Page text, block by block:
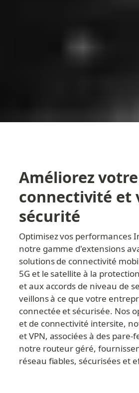
Améliorez votre
connectivité et
sécurité
Optimisez vos performances
notre gamme d'extensions
solutions de connectivité
5G et le satellite à la
et aux accords de niveau de
veillons à ce que votre
connectée et sécurisée. Nos
et de connectivité intersite,
et VPN, associées à des pare-
notre routeur géré,
réseau fiables, sécurisées et